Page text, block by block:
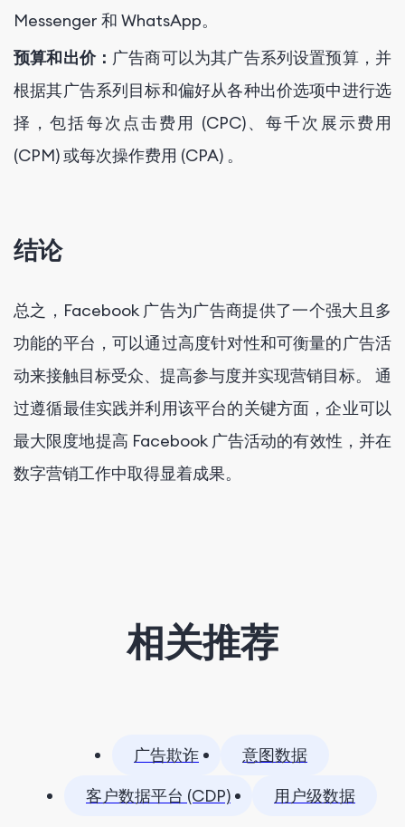
Messenger 和 WhatsApp。
预算和出价： 广告商可以为其广告系列设置预算，并
根据其广告系列目标和偏好从各种出价选项中进行选
择，包括每次点击费用 (CPC)、每千次展示费用
(CPM) 或每次操作费用 (CPA) 。
结论
总之，Facebook 广告为广告商提供了一个强大且多
功能的平台，可以通过高度针对性和可衡量的广告活
动来接触目标受众、提高参与度并实现营销目标。 通
过遵循最佳实践并利用该平台的关键方面，企业可以
最大限度地提高 Facebook 广告活动的有效性，并在
数字营销工作中取得显着成果。
相关推荐
广告欺诈
意图数据
客户数据平台 (CDP)
用户级数据